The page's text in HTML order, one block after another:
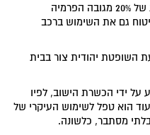
בעל מגרש המכוניות אף שילם תוספת של 20% מגובה הפרמיה
גם את השימוש ברכב
השופטת יהודית צור בבית
ידי הכשרת הישוב, לפיו
הוא טפל לשימוש העיקרי של
מסתבר, כלשונה.